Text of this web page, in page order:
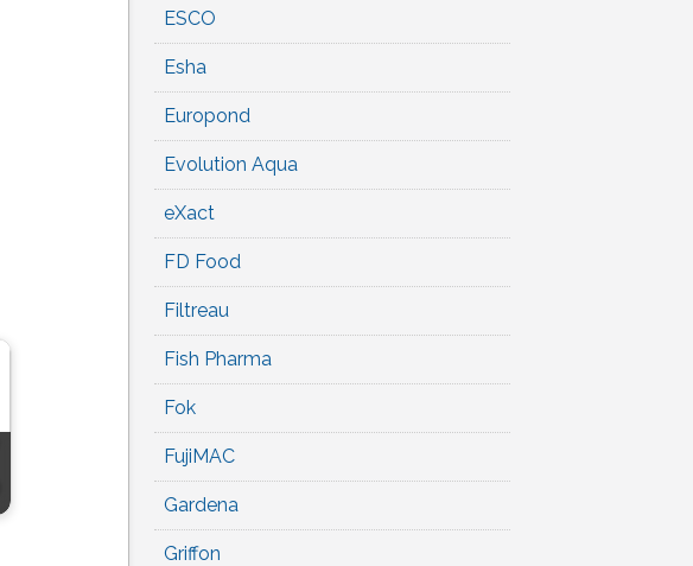
ESCO
Esha
Europond
Evolution Aqua
eXact
FD Food
Filtreau
Fish Pharma
Fok
FujiMAC
Gardena
Griffon